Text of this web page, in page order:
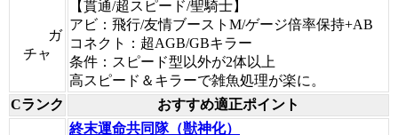
ガ
チャ
【貫通/超スピード/聖騎士】
アビ：飛行/友情ブーストM/ゲージ倍率保持+AB
コネクト：超AGB/GBキラー
条件：スピード型以外が2体以上
高スピード＆キラーで雑魚処理が楽に。
Cランク
おすすめ適正ポイント
終末運命共同隊（獣神化）